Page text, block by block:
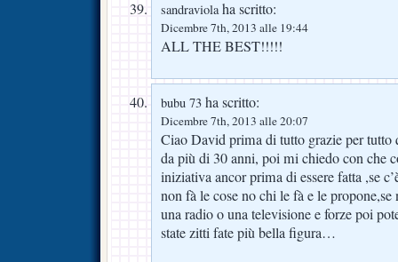
sandraviolaha scritto:
Dicembre 7th, 2013 alle 19:44
ALL THE BEST!!!!!
bubu 73 ha scritto:
Dicembre 7th, 2013 alle 20:07
Ciao David prima di tutto grazie per tutto
da più di 30 anni, poi mi chiedo con che
iniziativa ancor prima di essere fatta ,se
non fà le cose no chi le fà e le
una radio o una televisione e forze poi
state zitti fate più bella figura…